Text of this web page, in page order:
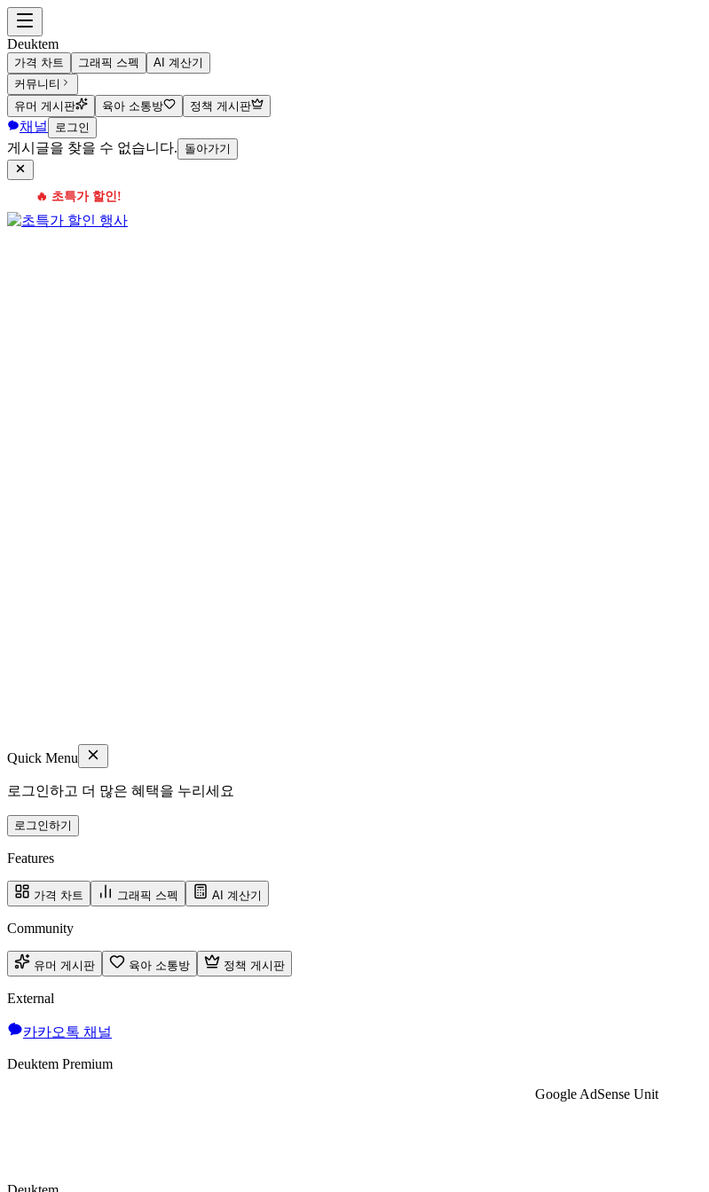
Deuktem
가격 차트 그래픽 스펙
AI 계산기
커뮤니티
유머 게시판
육아 소통방 정책 게시판
채널 로그인
게시글을 찾을 수 없습니다. 돌아가기
🔥 초특가 할인!
Quick Menu
로그인하고 더 많은 혜택을 누리세요
로그인하기
Features
가격 차트 그래픽 스펙 AI 계산기
Community
유머 게시판 육아 소통방 정책 게시판
External
카카오톡 채널
Deuktem Premium
Google AdSense Unit